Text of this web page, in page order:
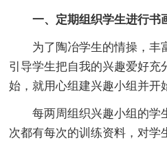
一、定期组织学生进行书
为了陶冶学生的情操，丰
引导学生把自我的兴趣爱好充
始，就用心组建兴趣小组并开
每两周组织兴趣小组的学
次都有每次的训练资料，对学